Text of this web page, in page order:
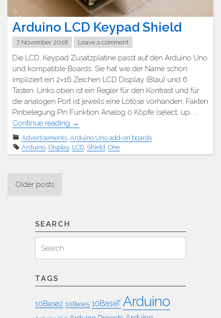
Arduino LCD Keypad Shield
7 November 2018 Leave a comment
Die LCD, Keypad Zusatzplatine passt auf den Arduino Uno
und kompatible Boards. Sie hat wie der Name schon
impliziert ein 2×16 Zeichen LCD Display (Blau) und 6
Tasten. Links oben ist ein Regler für den Kontrast und für
die analogen Port ist jeweils eine Lötöse vorhanden. Fakten
Pinbelegung Pin Funktion Analog 0 Köpfe (select, up, …
Continue reading "Arduino
LCD
Keypad
Shield"
→
Advertisements Arduino Uno add-on boards
Arduino Display, LCD Shield One
Posts
Older posts
SEARCH
for:
Search
TAGS
10Base2 10Base5 10BaseT Arduino